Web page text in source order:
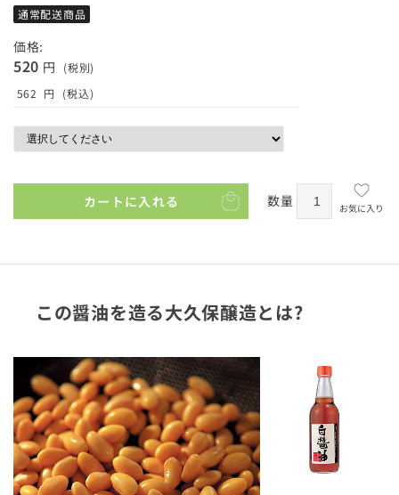
通常配送商品
価格:
520 円
(税別)
562 円 (税込)
数量
カートに入れる お気に入り
この醤油を造る大久保醸造とは?